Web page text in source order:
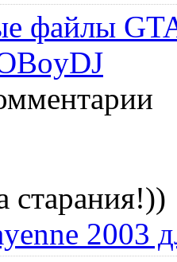
файлы
старания!))
2003